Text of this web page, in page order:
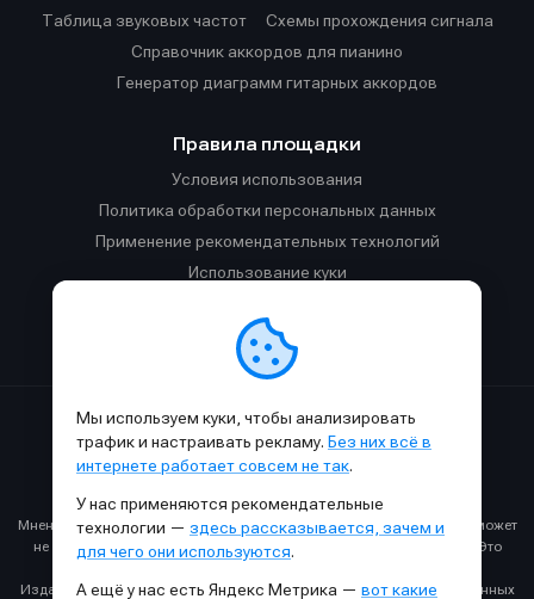
Таблица звуковых частот
Cхемы прохождения сигнала
Справочник аккордов для пианино
Генератор диаграмм гитарных аккордов
Правила площадки
Условия использования
Политика обработки персональных данных
Применение рекомендательных технологий
Использование куки
Правила общения в Телеграм-чате
Сделано с к в SAMESOUND© 2015-2026.
Использование материалов SAMESOUND разрешено только с
Все права на картинки и тексты принадлежат их авторам.
Мнение авторов может не совпадать с мнением редакции, которое может
не совпадать с вашим мнением и меняться с течением времени. Это
Издание может получать комиссию от покупки товаров, представленных
Мы используем куки, чтобы анализировать
трафик и настраивать рекламу. Без них всё в
интернете работает совсем не так.
У нас применяются рекомендательные
технологии — здесь рассказывается, зачем и
для чего они используются.
А ещё у нас есть Яндекс Метрика — вот какие